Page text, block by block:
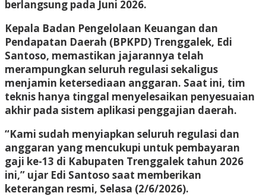
berlangsung pada Juni 2026.
Kepala Badan Pengelolaan Keuangan dan
Pendapatan Daerah (BPKPD) Trenggalek, Edi
Santoso, memastikan jajarannya telah
merampungkan seluruh regulasi sekaligus
menjamin ketersediaan anggaran. Saat ini, tim
teknis hanya tinggal menyelesaikan penyesuaian
akhir pada sistem aplikasi penggajian daerah.
“Kami sudah menyiapkan seluruh regulasi dan
anggaran yang mencukupi untuk pembayaran
gaji ke-13 di Kabupaten Trenggalek tahun 2026
ini,” ujar Edi Santoso saat memberikan
keterangan resmi, Selasa (2/6/2026).